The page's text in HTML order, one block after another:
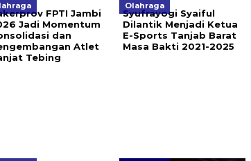
FPTI Jambi
Jadi Momentum
dan
Atlet
Tebing
Olahraga
Syufrayogi Syaiful
Dilantik Menjadi Ketua
E-Sports Tanjab Barat
Masa Bakti 2021-2025